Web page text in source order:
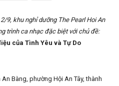
9, khu nghỉ dưỡng The Pearl Hoi An
trình ca nhạc đặc biệt với chủ đề:
của Tình Yêu và Tự Do
Bàng, phường Hội An Tây, thành